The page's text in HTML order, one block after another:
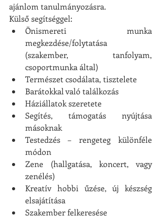
ajánlom tanulmányozásra.
Külső segítséggel:
Önismereti munka
megkezdése/folytatása
(szakember, tanfolyam,
csoportmunka által)
Természet csodálata, tisztelete
Barátokkal való találkozás
Háziállatok szeretete
Segítés, támogatás nyújtása
másoknak
Testedzés – rengeteg különféle
módon
Zene (hallgatása, koncert, vagy
zenélés)
Kreatív hobbi űzése, új készség
elsajátítása
Szakember felkeresése